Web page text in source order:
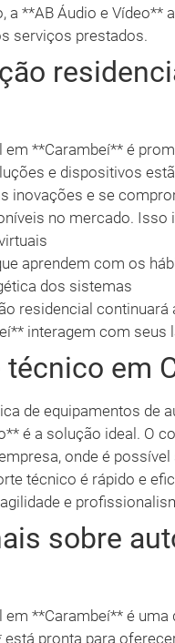
**AB Áudio e Vídeo**
serviços prestados.
**Carambeí** é
e dispositivos
inovações e se
no mercado. Isso
aprendem com os
dos sistemas
residencial
interagem com seus
em
de equipamentos de
é a solução ideal. O
onde é
técnico é rápido e
e
sobre
**Carambeí** é uma
pronta para